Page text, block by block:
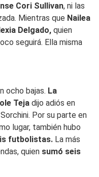
Cori Sullivan, ni las
Mientras que Nailea
Delgado, quien
seguirá. Ella misma
ocho bajas. La
Teja dijo adiós en
Por su parte en
lugar, también hubo
futbolistas. La más
quien sumó seis